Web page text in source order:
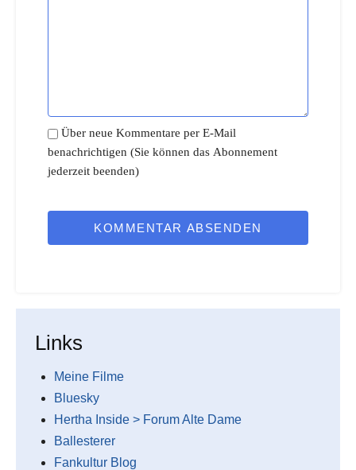
Über neue Kommentare per E-Mail
benachrichtigen (Sie können das Abonnement
jederzeit beenden)
KOMMENTAR ABSENDEN
Links
Meine Filme
Bluesky
Hertha Inside > Forum Alte Dame
Ballesterer
Fankultur Blog